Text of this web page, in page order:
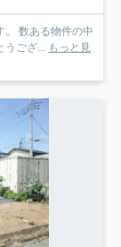
。 数ある物件の中
うござ... もっと見